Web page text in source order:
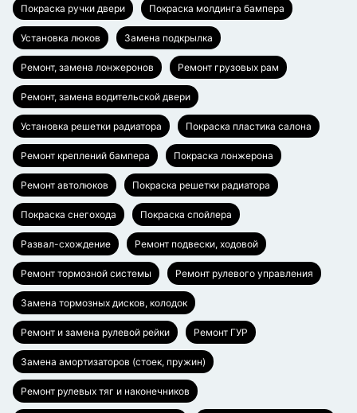
Покраска ручки двери Покраска молдинга бампера
Установка люков Замена подкрылка
Ремонт, замена лонжеронов Ремонт грузовых рам
Ремонт, замена водительской двери
Установка решетки радиатора Покраска пластика салона
Ремонт креплений бампера Покраска лонжерона
Ремонт автолюков Покраска решетки радиатора
Покраска снегохода Покраска спойлера
Развал-схождение Ремонт подвески, ходовой
Ремонт тормозной системы Ремонт рулевого управления
Замена тормозных дисков, колодок
Ремонт и замена рулевой рейки Ремонт ГУР
Замена амортизаторов (стоек, пружин)
Ремонт рулевых тяг и наконечников